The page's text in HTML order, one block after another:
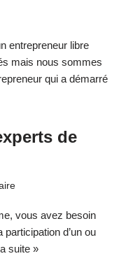
entrepreneur libre
mais nous sommes
qui a démarré
de
vous avez besoin
d’un ou
suite »